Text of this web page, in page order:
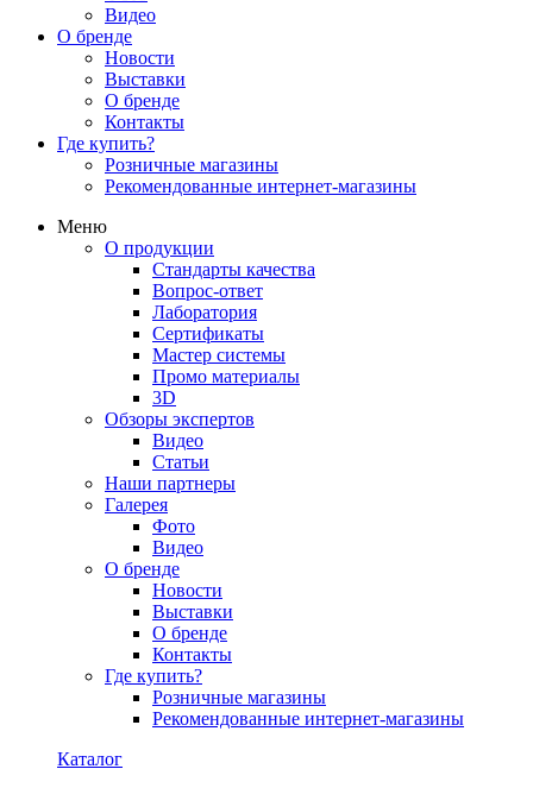
Видео
О бренде
Новости
Выставки
О бренде
Контакты
Где купить?
Розничные магазины
Рекомендованные интернет-магазины
Меню
О продукции
Стандарты качества
Вопрос-ответ
Лаборатория
Сертификаты
Мастер системы
Промо материалы
3D
Обзоры экспертов
Видео
Статьи
Наши партнеры
Галерея
Фото
Видео
О бренде
Новости
Выставки
О бренде
Контакты
Где купить?
Розничные магазины
Рекомендованные интернет-магазины
Каталог